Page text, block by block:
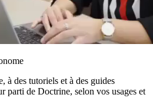
à des tutoriels et à des guides
parti de Doctrine, selon vos usages et